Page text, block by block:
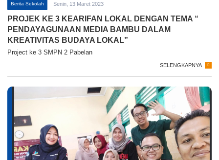
Berita Sekolah Senin, 13 Maret 2023
PROJEK KE 3 KEARIFAN LOKAL DENGAN TEMA “
PENDAYAGUNAAN MEDIA BAMBU DALAM
KREATIVITAS BUDAYA LOKAL”
Project ke 3 SMPN 2 Pabelan
SELENGKAPNYA